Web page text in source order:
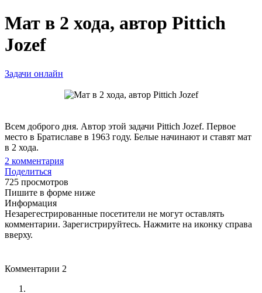
Мат в 2 хода, автор Pittich
Jozef
Задачи онлайн
Всем доброго дня. Автор этой задачи Pittich Jozef. Первое
место в Братиславе в 1963 году. Белые начинают и ставят мат
в 2 хода.
2 комментария
Поделиться
725 просмотров
Пишите в форме ниже
Информация
Незарегестрированные посетители не могут оставлять
комментарии. Зарегистрируйтесь. Нажмите на иконку справа
вверху.
Комментарии 2